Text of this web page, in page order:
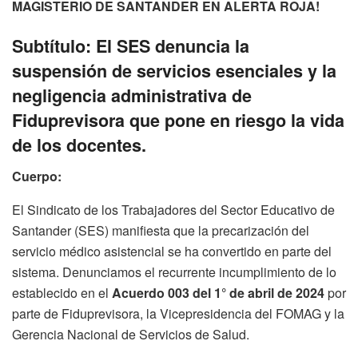
MAGISTERIO DE SANTANDER EN ALERTA ROJA!
Subtítulo: El SES denuncia la
suspensión de servicios esenciales y la
negligencia administrativa de
Fiduprevisora que pone en riesgo la vida
de los docentes.
Cuerpo:
El Sindicato de los Trabajadores del Sector Educativo de
Santander (SES) manifiesta que la precarización del
servicio médico asistencial se ha convertido en parte del
sistema. Denunciamos el recurrente incumplimiento de lo
establecido en el Acuerdo 003 del 1° de abril de 2024por
parte de Fiduprevisora, la Vicepresidencia del FOMAG y la
Gerencia Nacional de Servicios de Salud.